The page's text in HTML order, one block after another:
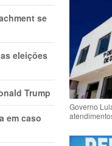
se
eleições
Trump
em caso
Governo